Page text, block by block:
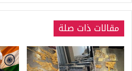
مقالات ذات صلة